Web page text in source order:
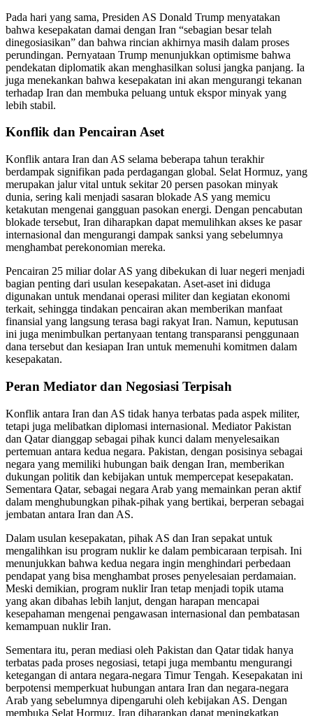
Pada hari yang sama, Presiden AS Donald Trump menyatakan
bahwa kesepakatan damai dengan Iran “sebagian besar telah
dinegosiasikan” dan bahwa rincian akhirnya masih dalam proses
perundingan. Pernyataan Trump menunjukkan optimisme bahwa
pendekatan diplomatik akan menghasilkan solusi jangka panjang. Ia
juga menekankan bahwa kesepakatan ini akan mengurangi tekanan
terhadap Iran dan membuka peluang untuk ekspor minyak yang
lebih stabil.
Konflik dan Pencairan Aset
Konflik antara Iran dan AS selama beberapa tahun terakhir
berdampak signifikan pada perdagangan global. Selat Hormuz, yang
merupakan jalur vital untuk sekitar 20 persen pasokan minyak
dunia, sering kali menjadi sasaran blokade AS yang memicu
ketakutan mengenai gangguan pasokan energi. Dengan pencabutan
blokade tersebut, Iran diharapkan dapat memulihkan akses ke pasar
internasional dan mengurangi dampak sanksi yang sebelumnya
menghambat perekonomian mereka.
Pencairan 25 miliar dolar AS yang dibekukan di luar negeri menjadi
bagian penting dari usulan kesepakatan. Aset-aset ini diduga
digunakan untuk mendanai operasi militer dan kegiatan ekonomi
terkait, sehingga tindakan pencairan akan memberikan manfaat
finansial yang langsung terasa bagi rakyat Iran. Namun, keputusan
ini juga menimbulkan pertanyaan tentang transparansi penggunaan
dana tersebut dan kesiapan Iran untuk memenuhi komitmen dalam
kesepakatan.
Peran Mediator dan Negosiasi Terpisah
Konflik antara Iran dan AS tidak hanya terbatas pada aspek militer,
tetapi juga melibatkan diplomasi internasional. Mediator Pakistan
dan Qatar dianggap sebagai pihak kunci dalam menyelesaikan
pertemuan antara kedua negara. Pakistan, dengan posisinya sebagai
negara yang memiliki hubungan baik dengan Iran, memberikan
dukungan politik dan kebijakan untuk mempercepat kesepakatan.
Sementara Qatar, sebagai negara Arab yang memainkan peran aktif
dalam menghubungkan pihak-pihak yang bertikai, berperan sebagai
jembatan antara Iran dan AS.
Dalam usulan kesepakatan, pihak AS dan Iran sepakat untuk
mengalihkan isu program nuklir ke dalam pembicaraan terpisah. Ini
menunjukkan bahwa kedua negara ingin menghindari perbedaan
pendapat yang bisa menghambat proses penyelesaian perdamaian.
Meski demikian, program nuklir Iran tetap menjadi topik utama
yang akan dibahas lebih lanjut, dengan harapan mencapai
kesepahaman mengenai pengawasan internasional dan pembatasan
kemampuan nuklir Iran.
Sementara itu, peran mediasi oleh Pakistan dan Qatar tidak hanya
terbatas pada proses negosiasi, tetapi juga membantu mengurangi
ketegangan di antara negara-negara Timur Tengah. Kesepakatan ini
berpotensi memperkuat hubungan antara Iran dan negara-negara
Arab yang sebelumnya dipengaruhi oleh kebijakan AS. Dengan
membuka Selat Hormuz, Iran diharapkan dapat meningkatkan